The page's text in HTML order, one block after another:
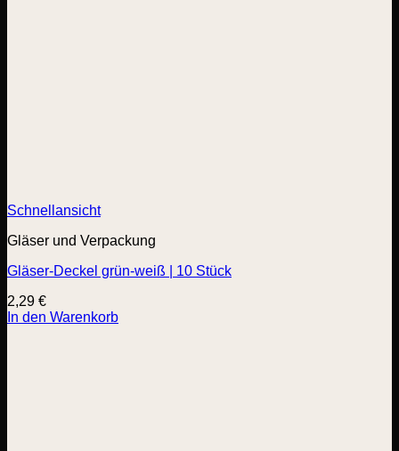
Schnellansicht
Gläser und Verpackung
Gläser-Deckel grün-weiß | 10 Stück
2,29 €
In den Warenkorb